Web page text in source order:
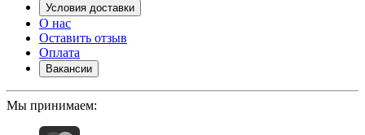
Условия доставки
О нас
Оставить отзыв
Оплата
Вакансии
Мы принимаем: